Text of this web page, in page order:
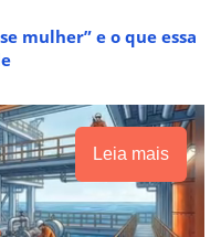
mulher” e o que essa
Leia mais